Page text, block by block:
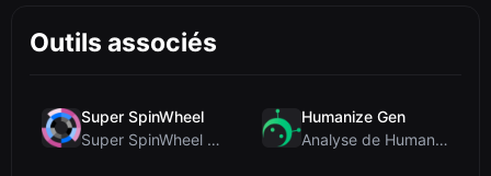
Outils associés
Super SpinWheel
Super SpinWheel Review: A Privacy-First Free Wheel...
Humanize Gen
Analyse de Humanize Gen : Plongée au cœur de cet h...